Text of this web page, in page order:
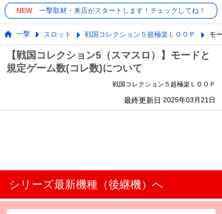
NEW 一撃取材・来店がスタートします！チェックしてね！
一撃 スロット 戦国コレクション５超極楽ＬＯＯＰ モ
【戦国コレクション5（スマスロ）】モードと
規定ゲーム数(コレ数)について
戦国コレクション５超極楽ＬＯＯＰ
最終更新日 2025年03月21日
シリーズ最新機種（後継機）へ